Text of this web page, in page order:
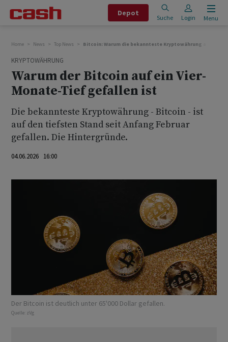
Depot
Suche Login Menu
Home News Top News Bitcoin: Warum die bekannteste Kryptowährung auf den
KRYPTOWÄHRUNG
Warum der Bitcoin auf ein Vier-
Monate-Tief gefallen ist
Die bekannteste Kryptowährung - Bitcoin - ist
auf den tiefsten Stand seit Anfang Februar
gefallen. Die Hintergründe.
04.06.2026 16:00
Der Bitcoin ist deutlich unter 65'000 Dollar gefallen.
Quelle: zVg